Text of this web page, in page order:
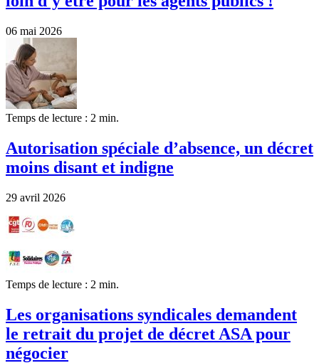
06 mai 2026
Temps de lecture : 2 min.
Autorisation spéciale d’absence, un décret
moins disant et indigne
29 avril 2026
Temps de lecture : 2 min.
Les organisations syndicales demandent
le retrait du projet de décret ASA pour
négocier